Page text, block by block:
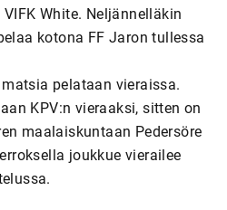
White. Neljännelläkin
kotona FF Jaron tullessa
pelataan vieraissa.
KPV:n vieraaksi, sitten on
maalaiskuntaan Pedersöre
joukkue vierailee